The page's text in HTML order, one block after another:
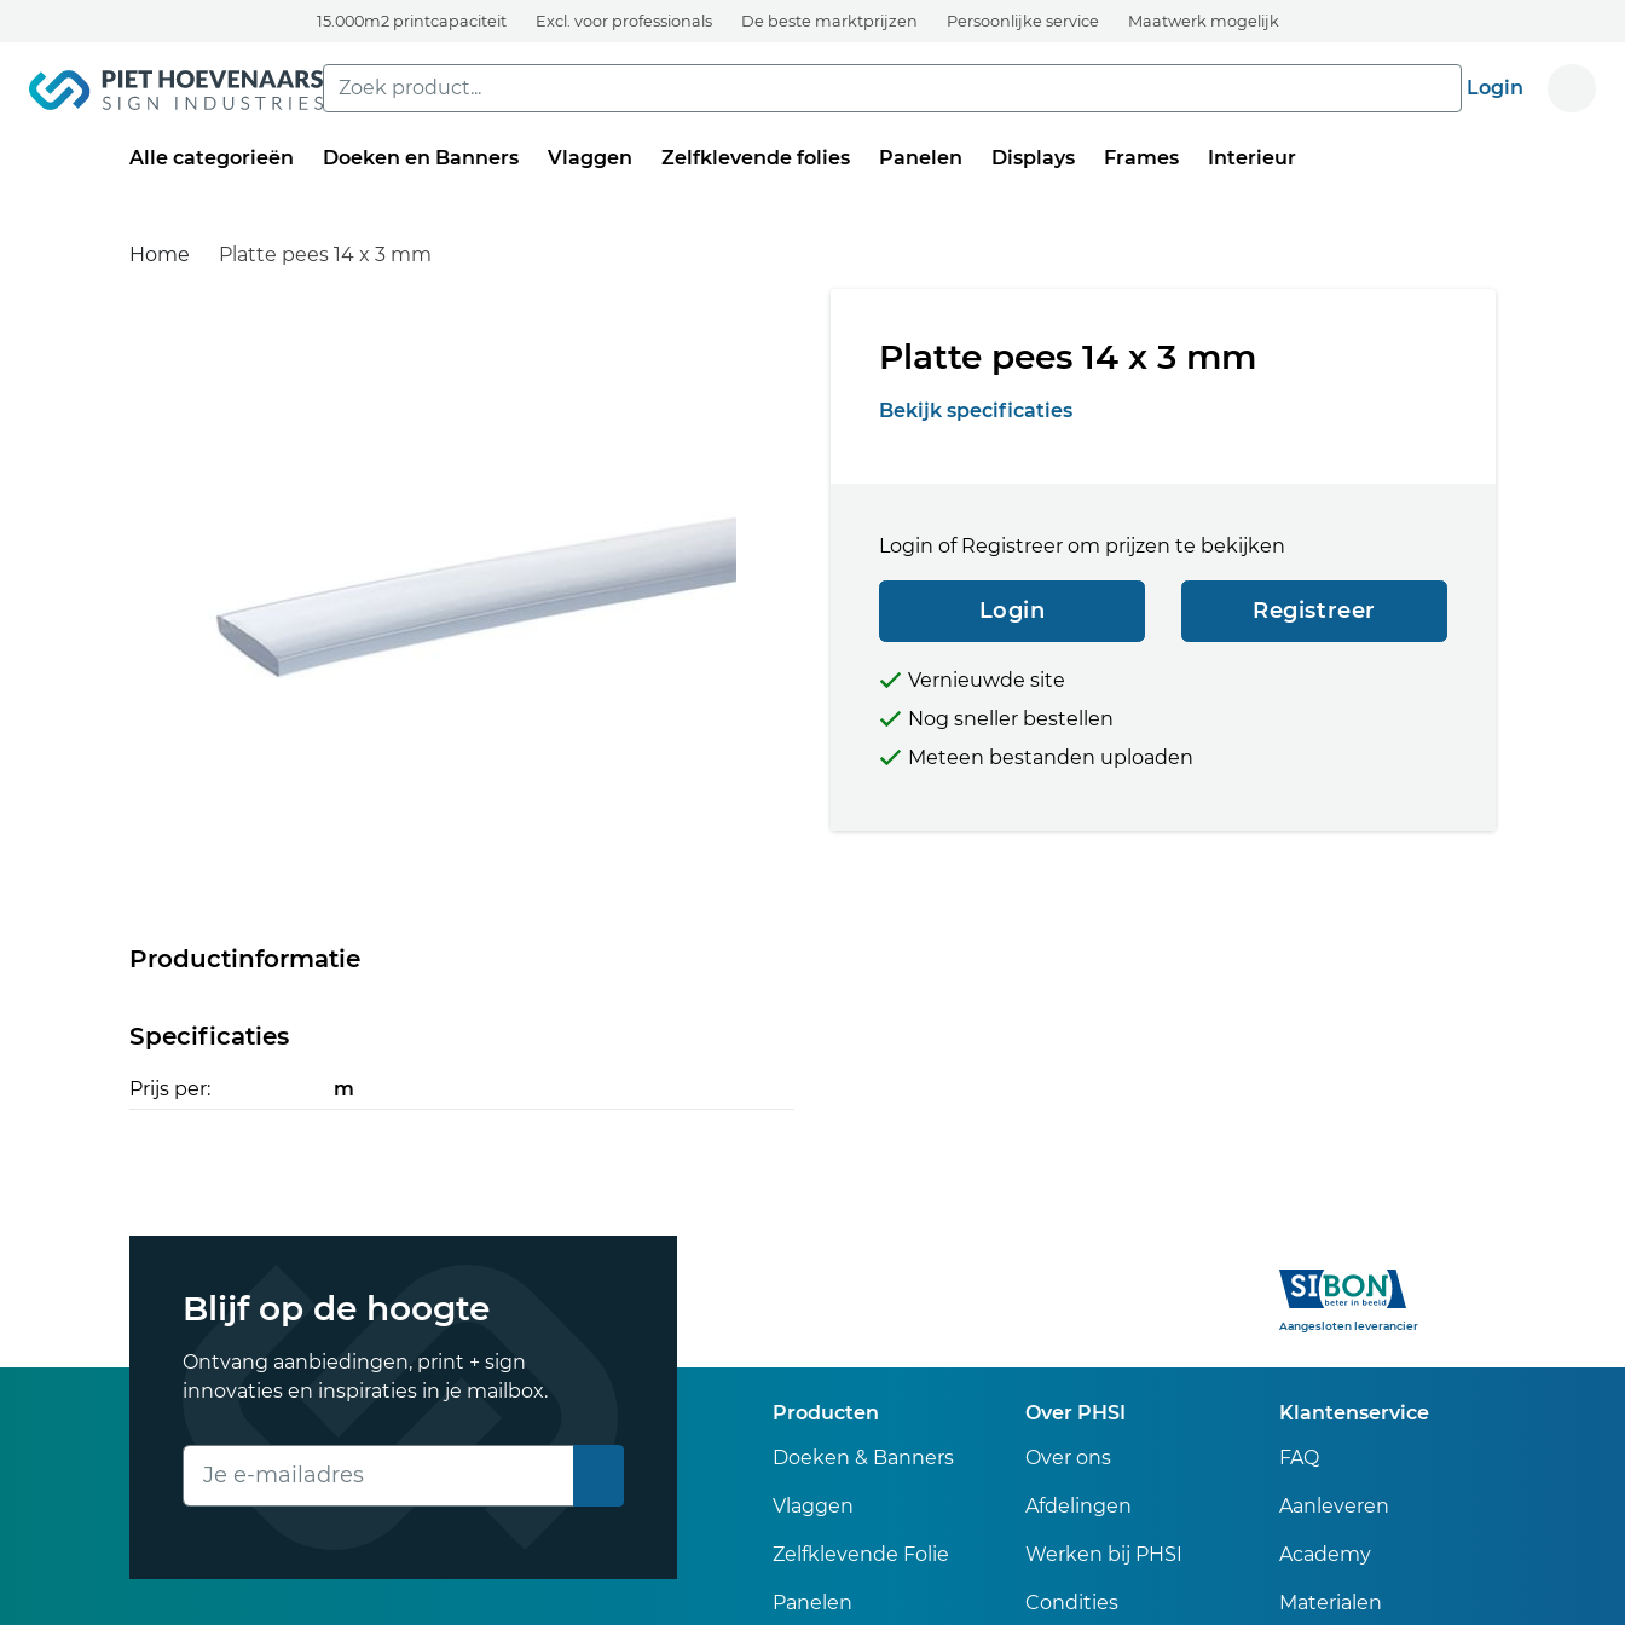
15.000m2 printcapaciteit Excl. voor professionals De beste marktprijzen Persoonlijke service Maatwerk mogelijk
Login
Alle categorieën Doeken en Banners Vlaggen Zelfklevende folies Panelen Displays Frames Interieur
Home Platte pees 14 x 3 mm
Productinformatie
Specificaties
Prijs per: m
Platte pees 14 x 3 mm
Bekijk specificaties
Login of Registreer om prijzen te bekijken
Login Registreer
Vernieuwde site
Nog sneller bestellen
Meteen bestanden uploaden
Blijf op de hoogte
Ontvang aanbiedingen, print + sign
innovaties en inspiraties in je mailbox.
E-mailadres
Sibon
Aangesloten leverancier
Producten
Doeken & Banners
Vlaggen
Zelfklevende Folie
Panelen
Over PHSI
Over ons
Afdelingen
Werken bij PHSI
Condities
Klantenservice
FAQ
Aanleveren
Academy
Materialen